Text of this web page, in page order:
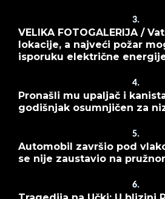
3.
VELIKA FOTOGALERIJA /
lokacije, a najveći požar
isporuku električne
4.
Pronašli mu upaljač i
godišnjak osumnjičen za
5.
Automobil završio pod
se nije zaustavio na
6.